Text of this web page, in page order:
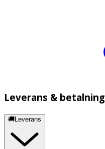
Leverans & betalning
🚚Leverans